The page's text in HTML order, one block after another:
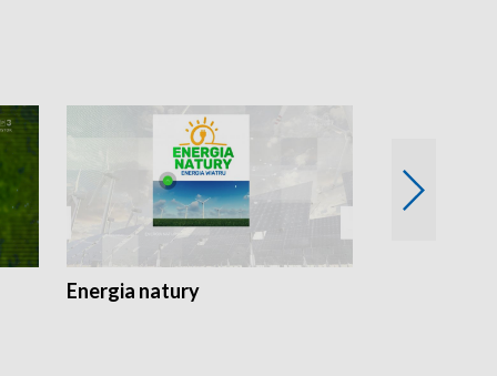
Energia natury